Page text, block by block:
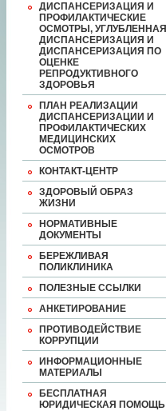
ДИСПАНСЕРИЗАЦИЯ И
ПРОФИЛАКТИЧЕСКИЕ
ОСМОТРЫ, УГЛУБЛЕННАЯ
ДИСПАНСЕРИЗАЦИЯ И
ДИСПАНСЕРИЗАЦИЯ ПО
ОЦЕНКЕ
РЕПРОДУКТИВНОГО
ЗДОРОВЬЯ
ПЛАН РЕАЛИЗАЦИИ
ДИСПАНСЕРИЗАЦИИ И
ПРОФИЛАКТИЧЕСКИХ
МЕДИЦИНСКИХ
ОСМОТРОВ
КОНТАКТ-ЦЕНТР
ЗДОРОВЫЙ ОБРАЗ
ЖИЗНИ
НОРМАТИВНЫЕ
ДОКУМЕНТЫ
БЕРЕЖЛИВАЯ
ПОЛИКЛИНИКА
ПОЛЕЗНЫЕ ССЫЛКИ
АНКЕТИРОВАНИЕ
ПРОТИВОДЕЙСТВИЕ
КОРРУПЦИИ
ИНФОРМАЦИОННЫЕ
МАТЕРИАЛЫ
БЕСПЛАТНАЯ
ЮРИДИЧЕСКАЯ ПОМОЩЬ